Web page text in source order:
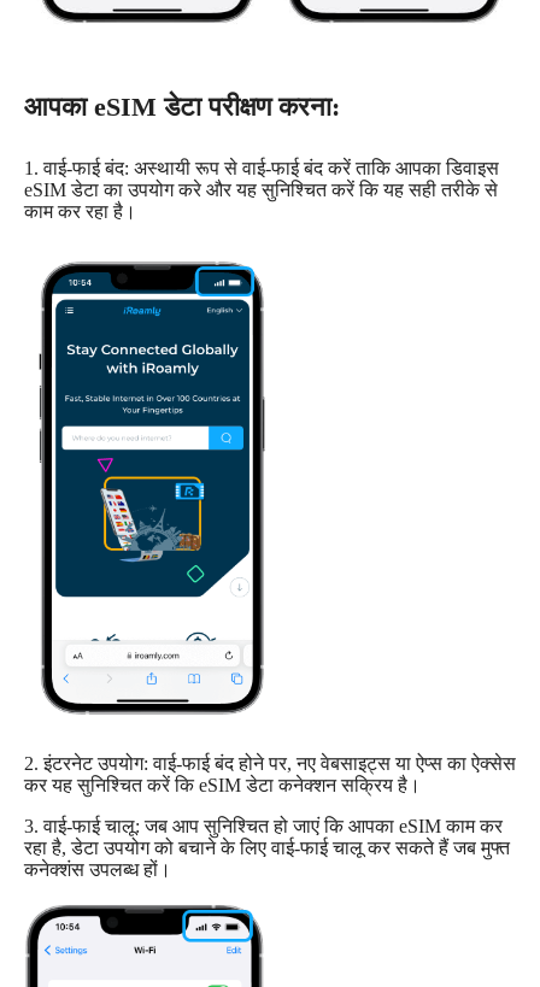
आपका eSIM डेटा परीक्षण करना:
1. वाई-फाई बंद: अस्थायी रूप से वाई-फाई बंद करें ताकि आपका डिवाइस
eSIM डेटा का उपयोग करे और यह सुनिश्चित करें कि यह सही तरीके से
काम कर रहा है।
2. इंटरनेट उपयोग: वाई-फाई बंद होने पर, नए वेबसाइट्स या ऐप्स का ऐक्सेस
कर यह सुनिश्चित करें कि eSIM डेटा कनेक्शन सक्रिय है।
3. वाई-फाई चालू: जब आप सुनिश्चित हो जाएं कि आपका eSIM काम कर
रहा है, डेटा उपयोग को बचाने के लिए वाई-फाई चालू कर सकते हैं जब मुफ्त
कनेक्शंस उपलब्ध हों।